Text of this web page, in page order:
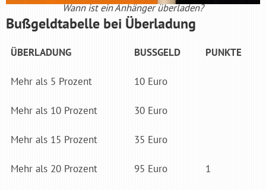
Wann ist ein Anhänger überladen?
Bußgeldtabelle bei Überladung
ÜBERLADUNG BUSSGELD PUNKTE
Mehr als 5 Prozent 10 Euro
Mehr als 10 Prozent 30 Euro
Mehr als 15 Prozent 35 Euro
Mehr als 20 Prozent 95 Euro 1